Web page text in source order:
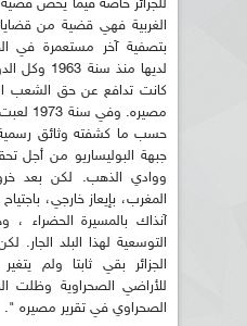
للجزائر خاصة فيما يخص
الغربية فهي قضية من قضايا
بتصفية آخر مستعمرة في
لديها منذ
كانت تدافع عن حق الشعب
مصيره.
حسب ما كشفته وثائق رسمية
جبهة البوليساريو من أجل
المغرب، بإيعاز خارجي،
آنذاك بالمسيرة الحضراء
التوسعية لهذا البلد
الجزائر بقي ثابتا ولم
للأراضي الصحراوية وظلت
الصحراوي في تقرير مصيره ".